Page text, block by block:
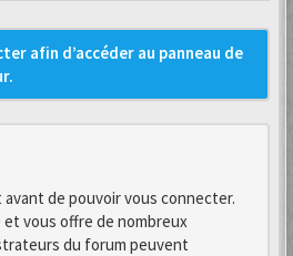
afin d’accéder au panneau de
de pouvoir vous connecter.
et vous offre de nombreux
du forum peuvent